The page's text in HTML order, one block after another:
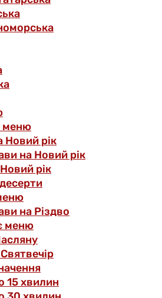
меню
Новий рік
на Новий рік
рік
на Різдво
меню
15 хвилин